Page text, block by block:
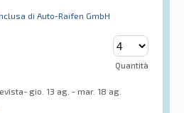
di Auto-Raifen GmbH
Quantità
gio. 13 ag. - mar. 18 ag.